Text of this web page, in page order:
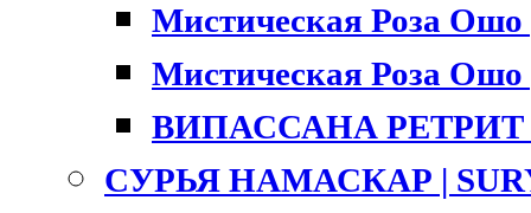
Мистическая Роза
Мистическая Роза Ошо
ВИПАССАНА РЕТРИТ |
СУРЬЯ НАМАСКАР |